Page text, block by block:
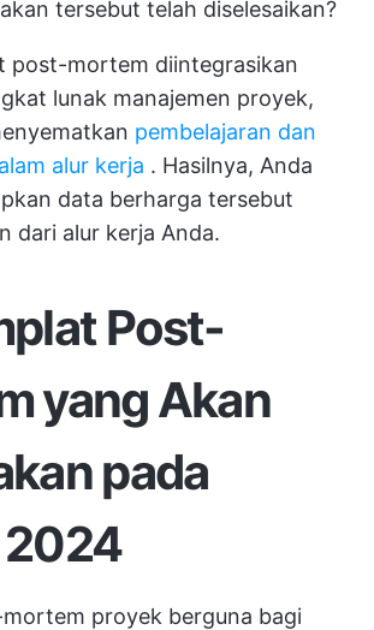
tersebut telah diselesaikan?
post-mortem diintegrasikan
lunak manajemen proyek,
pembelajaran dan
alur kerja . Hasilnya, Anda
data berharga tersebut
dari alur kerja Anda.
Post-
yang Akan
pada
proyek berguna bagi